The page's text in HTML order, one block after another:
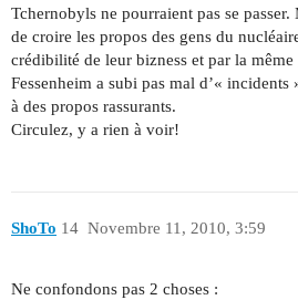
Tchernobyls ne pourraient pas se
de croire les propos des gens du
crédibilité de leur bizness et par la
Fessenheim a subi pas mal d’«
à des propos rassurants.
Circulez, y a rien à voir!
ShoTo Novembre 11, 2010, 3:59
14
Ne confondons pas 2 choses :